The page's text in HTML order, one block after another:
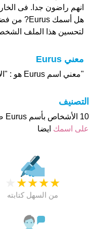
انهم راضون جدا. فى
هل أسمك Eurus? من فضلك اجب على
لتحسين هذا الملف
معني Eurus
"معني اسم Eurus هو : "الإله الريح
التصنيف
10 الأشخاص بأسم Eurus صوت على اسمائهم . من فضلك
على اسمك ايضا
★
★
★
★
من السهل كتابته